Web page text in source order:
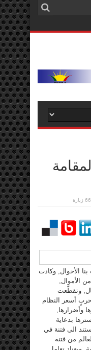
زيارة
الأحوال, وكادت
الأموال,
وتقطّعت
أسعر النظام
وأضرارها,
بدعاية
الى فتنة في
من فتنة